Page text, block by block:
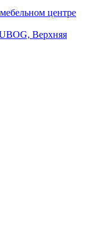
центре
Верхняя